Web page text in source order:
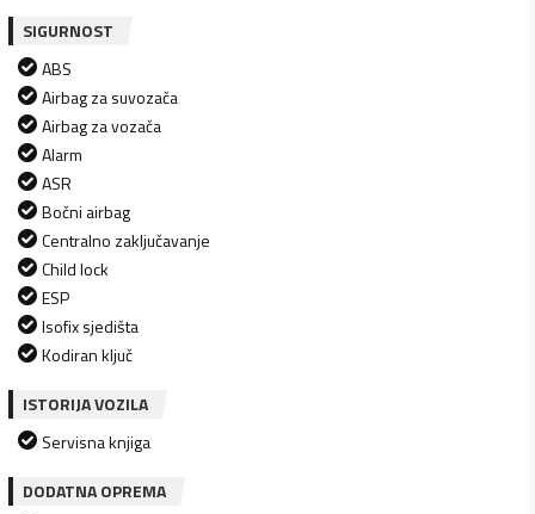
SIGURNOST
ABS
Airbag za suvozača
Airbag za vozača
Alarm
ASR
Bočni airbag
Centralno zaključavanje
Child lock
ESP
Isofix sjedišta
Kodiran ključ
ISTORIJA VOZILA
Servisna knjiga
DODATNA OPREMA